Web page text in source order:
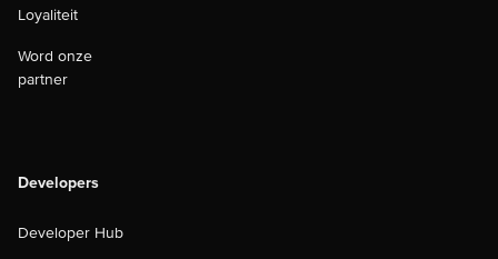
Loyaliteit
Word onze
partner
Developers
Developer Hub